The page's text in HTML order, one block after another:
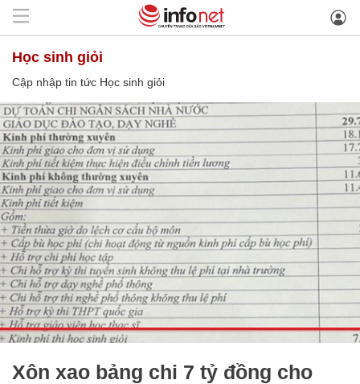
Học sinh giỏi
Cập nhập tin tức Học sinh giỏi
Xôn xao bảng chi 7 tỷ đồng cho